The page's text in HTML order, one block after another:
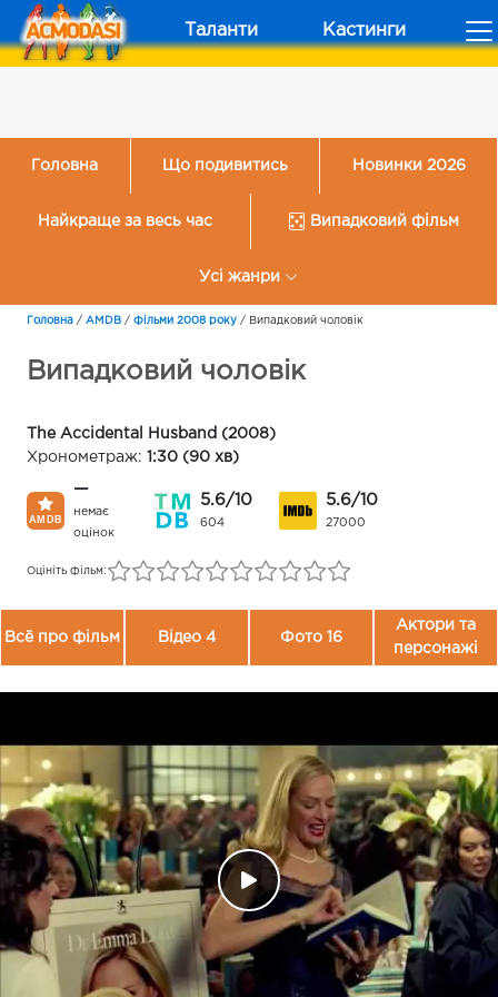
Таланти Кастинги
Головна Що подивитись Новинки 2026
Найкраще за весь час Випадковий фільм
Усі жанри
Головна / AMDB / Фільми 2008 року / Випадковий чоловік
Випадковий чоловік
The Accidental Husband (2008)
Хронометраж: 1:30 (90 хв)
—
немає
оцінок
5.6/10
604
5.6/10
27000
Оцініть фільм:
Всё про фільм Відео 4 Фото 16
Актори та
персонажі